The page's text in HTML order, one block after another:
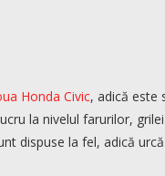
Honda Civic, adică este
la nivelul farurilor,
dispuse la fel, adică